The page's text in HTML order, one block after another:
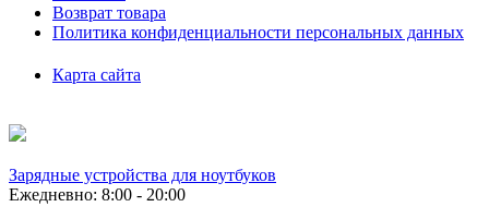
Возврат товара
Политика конфиденциальности персональных данных
Карта сайта
Зарядные устройства для ноутбуков
Ежедневно: 8:00 - 20:00